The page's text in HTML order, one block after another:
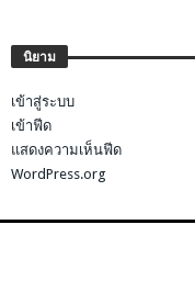
นิยาม
เข้าสู่ระบบ
เข้าฟีด
แสดงความเห็นฟีด
WordPress.org